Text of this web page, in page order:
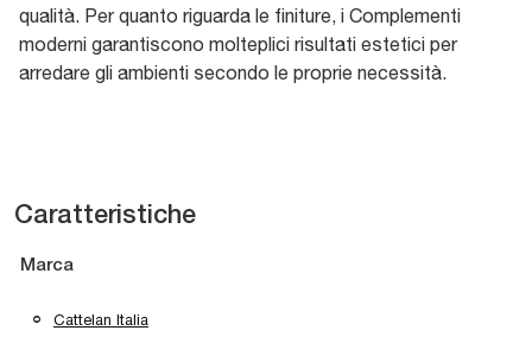
qualità. Per quanto riguarda le finiture, i Complementi
moderni garantiscono molteplici risultati estetici per
arredare gli ambienti secondo le proprie necessità.
Caratteristiche
Marca
Cattelan Italia